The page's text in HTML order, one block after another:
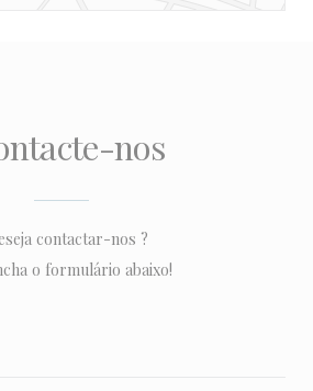
nos
contactar-nos ?
o formulário abaixo!